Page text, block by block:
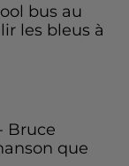
bus au
les bleus à
Bruce
que